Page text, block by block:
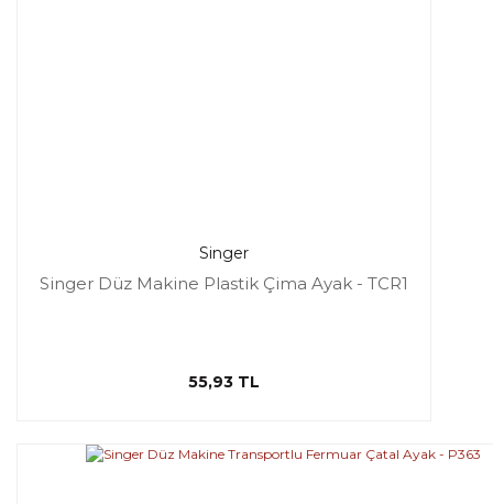
Singer
Singer Düz Makine Plastik Çima Ayak - TCR1
55,93 TL